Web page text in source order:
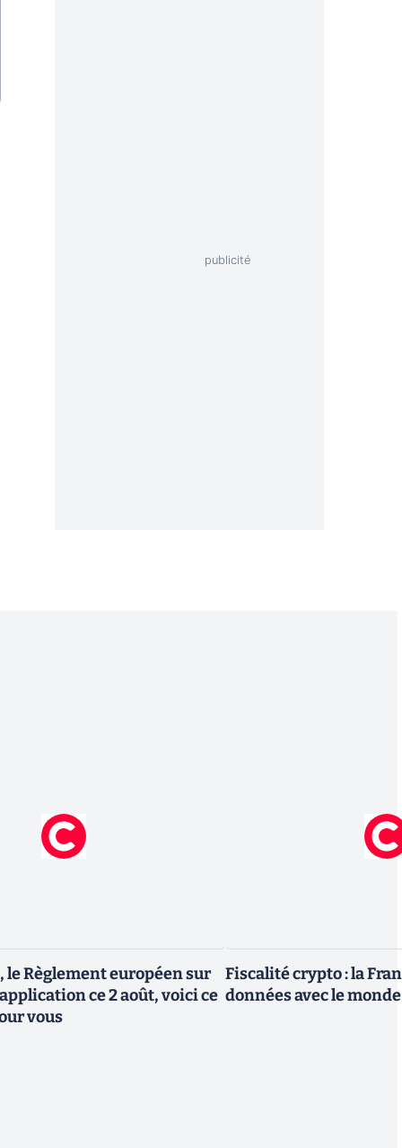
le Règlement européen sur
ce 2 août, voici ce
vous
Fiscalité crypto : la
données avec le